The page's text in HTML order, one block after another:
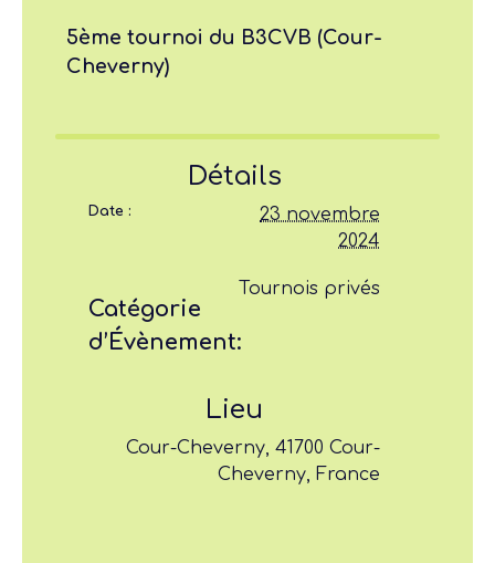
5ème tournoi du B3CVB (Cour-
Cheverny)
Détails
Date :
23 novembre
2024
Catégorie
d’Évènement:
Tournois privés
Lieu
Cour-Cheverny, 41700 Cour-
Cheverny, France